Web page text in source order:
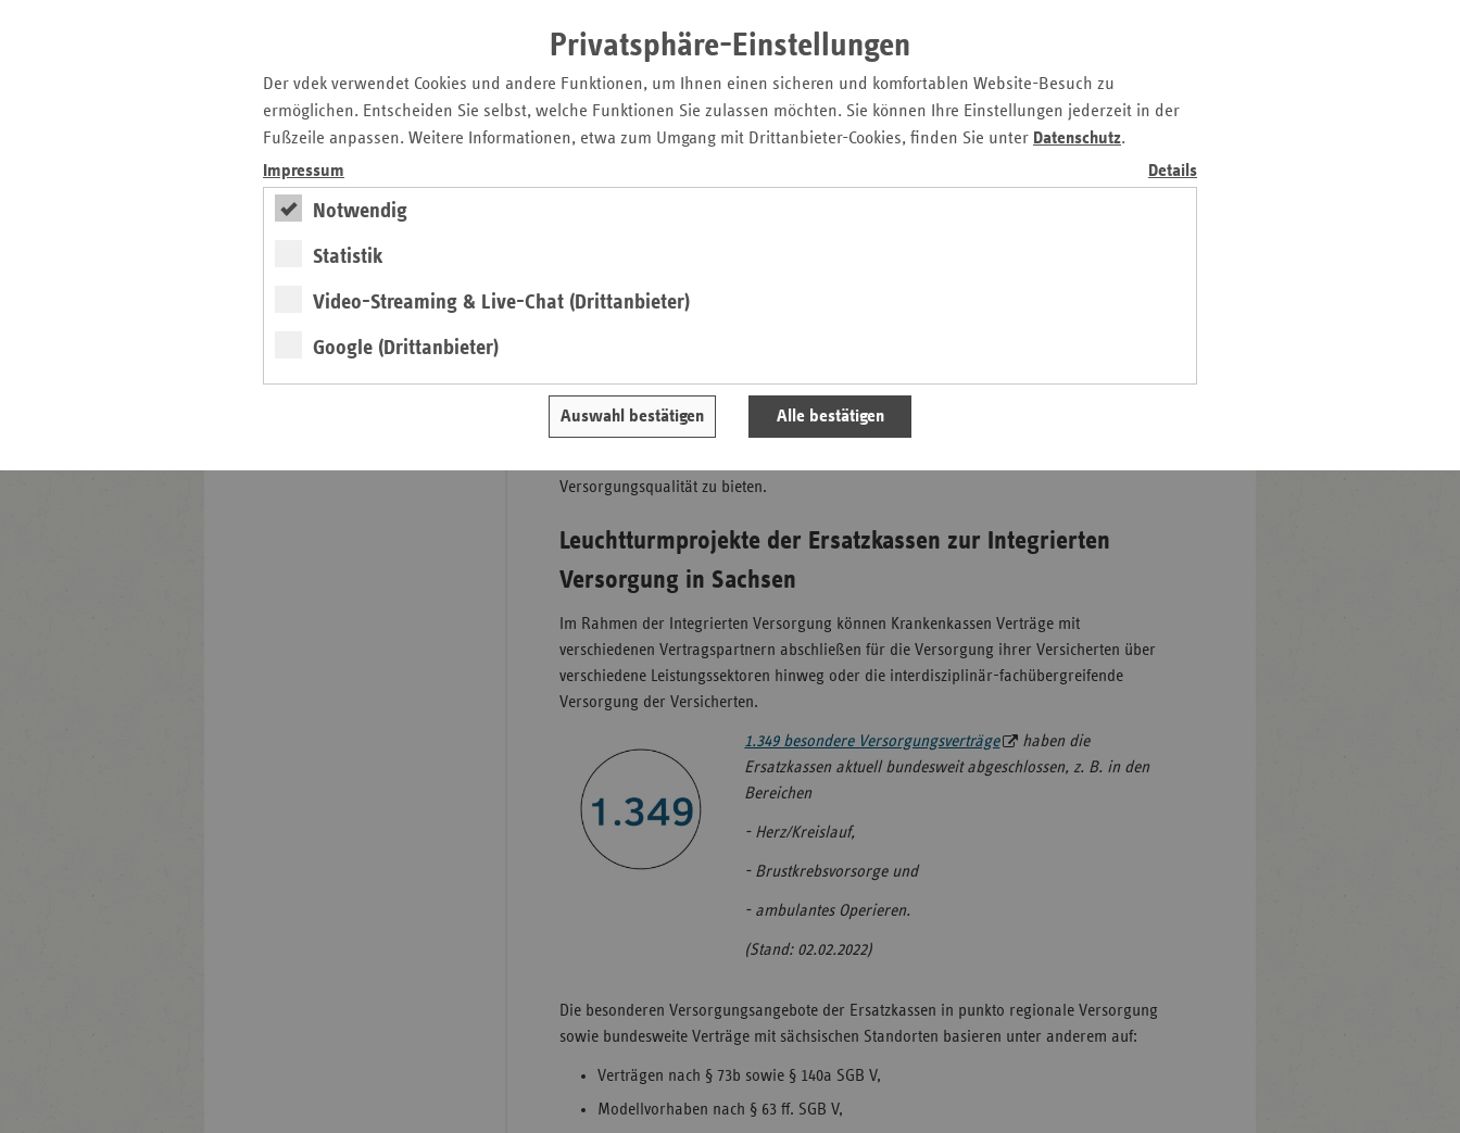
Privatsphäre-Einstellungen
Der vdek verwendet Cookies und andere Funktionen, um Ihnen einen sicheren und komfortablen Website-Besuch zu
ermöglichen. Entscheiden Sie selbst, welche Funktionen Sie zulassen möchten. Sie können Ihre Einstellungen jederzeit in der
Fußzeile anpassen. Weitere Informationen, etwa zum Umgang mit Drittanbieter-Cookies, finden Sie unter Datenschutz.
Impressum
Details
Notwendig
Statistik
Video-Streaming & Live-Chat (Drittanbieter)
Google (Drittanbieter)
Auswahl bestätigen Alle bestätigen
Sachsen
Sachsen-
Schleswig-
Versorgung findet immer vor Ort statt. Dort, wo Versicherte ihrer Hausärztin oder ihrem
die Versorgung maßgeblich mit. Sie beweisen Tag für Tag, dass sich regionale
Versorgung und bundesweite Organisation nicht gegenseitig ausschließen. Im Gegenteil:
lassen.
Positive Erfahrungen und erfolgreiche Konzepte können von einer Region in weitere
Versorgungsqualität zu bieten.
Leuchtturmprojekte der Ersatzkassen zur Integrierten
Versorgung in Sachsen
Im Rahmen der Integrierten Versorgung können Krankenkassen Verträge mit
verschiedenen Vertragspartnern abschließen für die Versorgung ihrer Versicherten über
verschiedene Leistungssektoren hinweg oder die interdisziplinär-fachübergreifende
Versorgung der Versicherten.
1.349 besondere Versorgungsverträge
haben die
Ersatzkassen aktuell bundesweit abgeschlossen, z. B. in den
Bereichen
- Herz/Kreislauf,
- Brustkrebsvorsorge und
- ambulantes Operieren.
(Stand: 02.02.2022)
Die besonderen Versorgungsangebote der Ersatzkassen in punkto regionale Versorgung
sowie bundesweite Verträge mit sächsischen Standorten basieren unter anderem auf:
Verträgen nach § 73b sowie § 140a SGB V,
Modellvorhaben nach § 63 ff. SGB V,
weiter
Gesundheitswesens in